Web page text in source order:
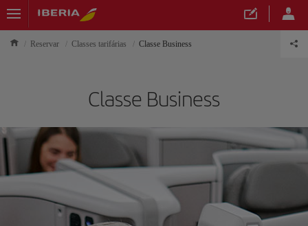
Reservar Classes tarifárias Classe Business
Classe Business